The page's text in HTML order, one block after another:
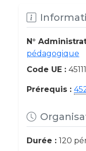
N°
pédagogique
Code UE :
Prérequis :
Durée : 120